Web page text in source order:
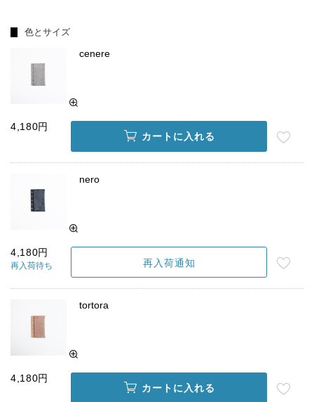
色とサイズ
cenere
4,180円
カートに入れる
nero
4,180円
再入荷待ち 再入荷通知
tortora
4,180円
カートに入れる